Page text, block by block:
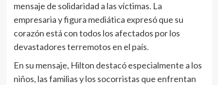
mensaje de solidaridad a las víctimas. La
empresaria y figura mediática expresó que su
corazón está con todos los afectados por los
devastadores terremotos en el país.
En su mensaje, Hilton destacó especialmente a los
niños, las familias y los socorristas que enfrentan